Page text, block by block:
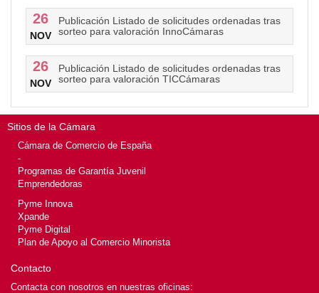
26
NOV
Publicación Listado de solicitudes ordenadas tras
sorteo para valoración InnoCámaras
26
NOV
Publicación Listado de solicitudes ordenadas tras
sorteo para valoración TICCámaras
Sitios de la Cámara
Cámara de Comercio de España
-
Programas de Garantía Juvenil
Emprendedoras
Pyme Innova
Xpande
Pyme Digital
Plan de Apoyo al Comercio Minorista
Contacto
Contacta con nosotros en nuestras oficinas: